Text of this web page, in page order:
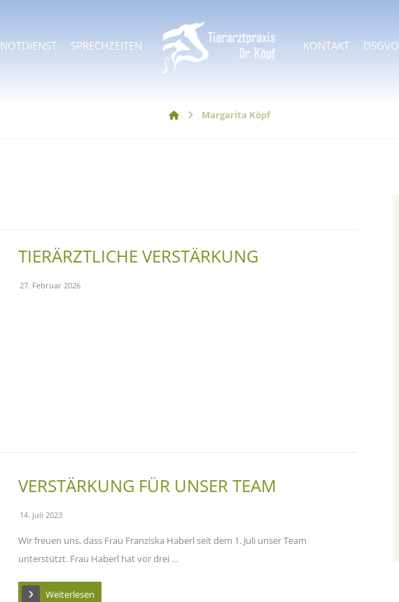
NOTDIENST SPRECHZEITEN KONTAKT DSGVO
Margarita Köpf
TIERÄRZTLICHE VERSTÄRKUNG
27. Februar 2026
VERSTÄRKUNG FÜR UNSER TEAM
14. Juli 2023
Wir freuen uns, dass Frau Franziska Haberl seit dem 1. Juli unser Team
unterstützt. Frau Haberl hat vor drei ...
Weiterlesen